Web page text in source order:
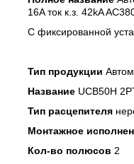
16A ток к.з. 42kA
С фиксированной
Тип продукции
НазваниеUCB50H
Тип расцепителя
Монтажное
Кол-во полюсов 2